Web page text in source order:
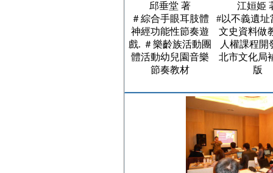
邱垂堂 著
＃綜合手眼耳肢體
神經功能性節奏遊
戲. ＃樂齡族活動團
體活動幼兒園音樂
節奏教材
江姮姫
#以不義遺址
文史資料做
人權課程開
北市文化局
版